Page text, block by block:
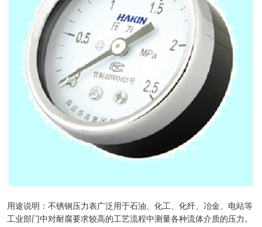
用途说明：不锈钢压力表广泛用于石油、化工、化纤、冶金、电站等
工业部门中对耐腐要求较高的工艺流程中测量各种流体介质的压力。